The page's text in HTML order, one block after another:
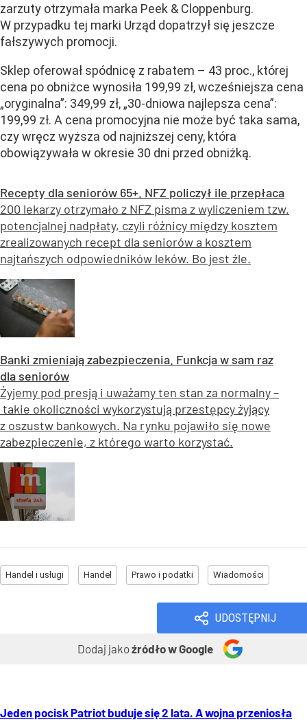
zarzuty otrzymała marka Peek & Cloppenburg.
W przypadku tej marki Urząd dopatrzył się jeszcze
fałszywych promocji.
Sklep oferował spódnicę z rabatem – 43 proc., której
cena po obniżce wynosiła 199,99 zł, wcześniejsza cena
„oryginalna”: 349,99 zł, „30-dniowa najlepsza cena”:
199,99 zł. A cena promocyjna nie może być taka sama,
czy wręcz wyższa od najniższej ceny, która
obowiązywała w okresie 30 dni przed obniżką.
Recepty dla seniorów 65+. NFZ policzył ile przepłaca
200 lekarzy otrzymało z NFZ pisma z wyliczeniem tzw.
potencjalnej nadpłaty, czyli różnicy między kosztem
zrealizowanych recept dla seniorów a kosztem
najtańszych odpowiedników leków. Bo jest źle.
Banki zmieniają zabezpieczenia. Funkcja w sam raz
dla seniorów
Żyjemy pod presją i uważamy ten stan za normalny –
takie okoliczności wykorzystują przestępcy żyjący
z oszustw bankowych. Na rynku pojawiło się nowe
zabezpieczenie, z którego warto korzystać.
Handel i usługi Handel Prawo i podatki Wiadomości
UDOSTĘPNIJ
Dodaj jakoźródło w Google
Jeden pocisk Patriot buduje się 2 lata. A wojna przeniosła